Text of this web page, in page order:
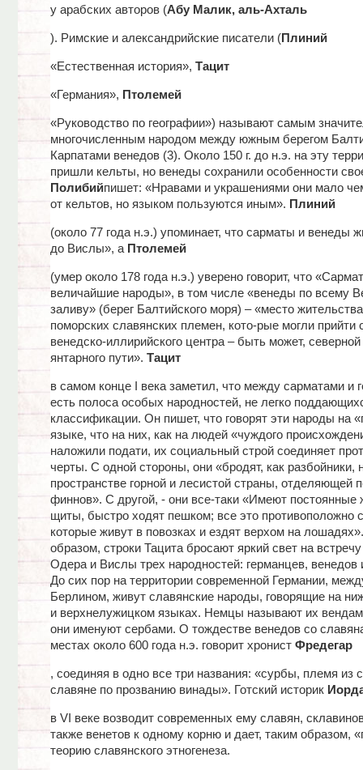
у арабских авторов (Абу Малик, аль-Ахталь
). Римские и александрийские писатели (Плиний
«Естественная история», Тацит
«Германия», Птолемей
«Руководство по географии») называют самым
многочисленным народом между южным берегом
Карпатами венедов (3). Около 150 г. до н.э. на эту
пришли кельты, но венеды сохранили особенности
Полибийпишет: «Нравами и украшениями они мало
от кельтов, но языком пользуются иным». Плиний
(около 77 года н.э.) упоминает, что сарматы и венеды
до Вислы», а Птолемей
(умер около 178 года н.э.) уверено говорит, что
величайшие народы», в том числе «венеды по всему
заливу» (берег Балтийского моря) – «место
поморских славянских племен, кото-рые могли прийти
венедско-иллирийского центра – быть может,
янтарного пути». Тацит
в самом конце I века заметил, что между сарматами и
есть полоса особых народностей, не легко
классификации. Он пишет, что говорят эти народы на
языке, что на них, как на людей «чуждого
наложили подати, их социальный строй соединяет
черты. С одной стороны, они «бродят, как разбойники,
пространстве горной и лесистой страны, отделяющей
финнов». С другой, - они все-таки «Имеют постоянные
щиты, быстро ходят пешком; все это противоположно
которые живут в повозках и ездят верхом на
образом, строки Тацита бросают яркий свет на
Одера и Вислы трех народностей: германцев, венедов
До сих пор на территории современной Германии,
Берлином, живут славянские народы, говорящие на
и верхнелужицком языках. Немцы называют их
они именуют сербами. О тождестве венедов со
местах около 600 года н.э. говорит хронист Фредегар
, соединяя в одно все три названия: «сурбы, племя из
славяне по прозванию винады». Готский историк
в VI веке возводит современных ему славян,
также венетов к одному корню и дает, таким образом,
теорию славянского этногенеза.